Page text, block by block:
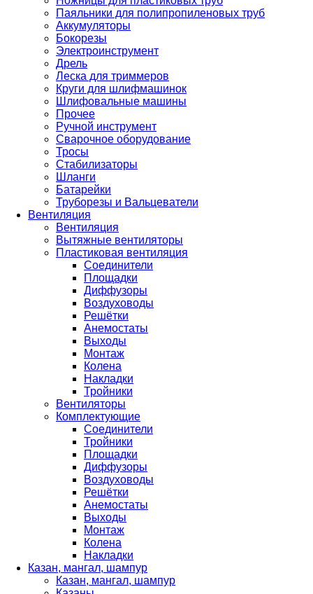
Паяльники для полипропиленовых труб
Аккумуляторы
Бокорезы
Электроинструмент
Дрель
Леска для триммеров
Круги для шлифмашинок
Шлифовальные машины
Прочее
Ручной инструмент
Сварочное оборудование
Тросы
Стабилизаторы
Шланги
Батарейки
Труборезы и Вальцеватели
Вентиляция
Вентиляция
Вытяжные вентиляторы
Пластиковая вентиляция
Соединители
Площадки
Диффузоры
Воздуховоды
Решётки
Анемостаты
Выходы
Монтаж
Колена
Накладки
Тройники
Вентиляторы
Комплектующие
Соединители
Тройники
Площадки
Диффузоры
Воздуховоды
Решётки
Анемостаты
Выходы
Монтаж
Колена
Накладки
Казан, мангал, шампур
Казан, мангал, шампур